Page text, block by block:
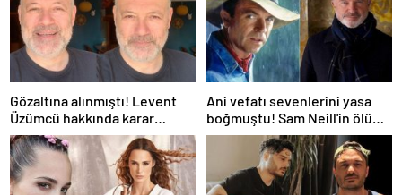
Gözaltına alınmıştı! Levent
Üzümcü hakkında karar
verildi
Ani vefatı sevenlerini yasa
boğmuştu! Sam Neill'in ölüm
nedeni belli oldu